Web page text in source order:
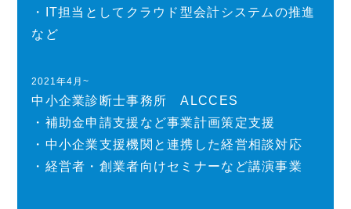
・IT担当としてクラウド型会計システムの推進
など
2021年4月~
中小企業診断士事務所 ALCCES
・補助金申請支援など事業計画策定支援
・中小企業支援機関と連携した経営相談対応
・経営者・創業者向けセミナーなど講演事業